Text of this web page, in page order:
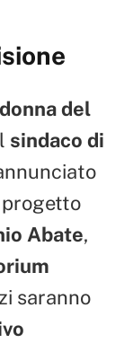
del
sindaco di
Abate,
saranno